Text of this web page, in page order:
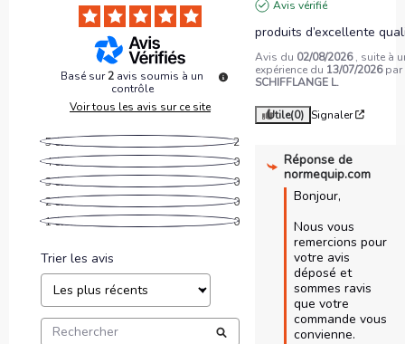
Basé sur2 avis soumis à un
contrôle
Voir tous les avis sur ce site
5étoiles
2
4étoiles
0
3étoiles
0
2étoiles
0
1étoile 0
Trier les avis
Avis vérifié
produits d’excellente
Avis du 02/08/2026 , suite à
expérience du 13/07/2026 par
SCHIFFLANGE L.
Utile(0) Signaler
Réponse de
normequip.com
Bonjour,
Nous vous
remercions pour
votre avis
déposé et
sommes ravis
que votre
commande vous
convienne.